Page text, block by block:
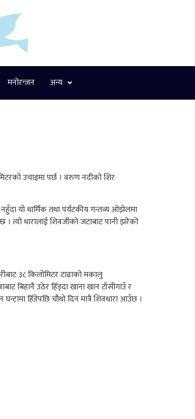
मनोरन्जन अन्य
उचाइमा पर्छ । वरुण नदीको शिर
नहुँदा यो धार्मिक तथा पर्यटकीय गन्तव्य ओझेलमा
। त्यो धारालाई शिवजीको जटाबाट पानी झरेको
३८ किलोमिटर टाढाको मकालु
बिहानै उठेर हिँड्दा खाना खान टाँसीगाउँ र
हिँडेपछि चौथो दिन मात्रै शिवधारा आउँछ ।